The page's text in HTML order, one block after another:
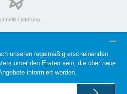
Lieferung
unseren regelmäßig erscheinenden
unter den Ersten sein, die über neue
informiert werden.